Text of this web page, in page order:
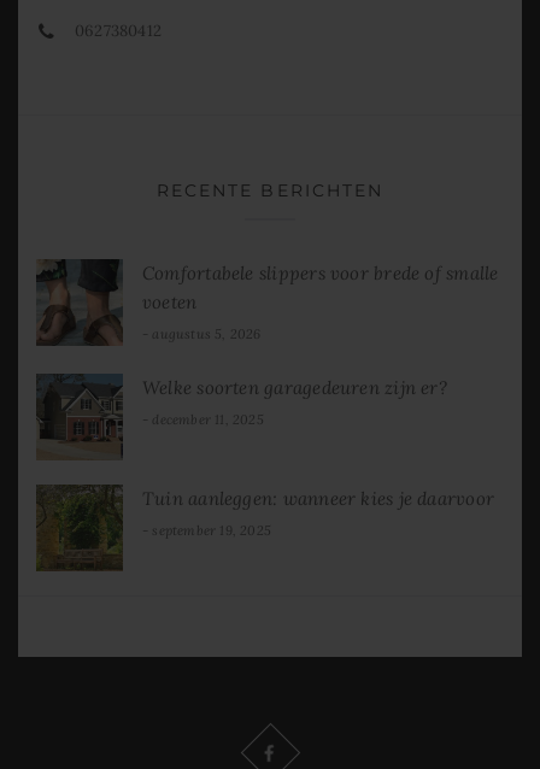
0627380412
RECENTE BERICHTEN
Comfortabele slippers voor brede of smalle
voeten
augustus 5, 2026
Welke soorten garagedeuren zijn er?
december 11, 2025
Tuin aanleggen: wanneer kies je daarvoor
september 19, 2025